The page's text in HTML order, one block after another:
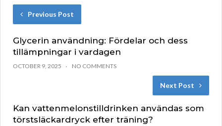
Previous Post
Glycerin användning: Fördelar och dess
tillämpningar i vardagen
OCTOBER 9, 2025 NO COMMENTS
Next Post
Kan vattenmelonstilldrinken användas som
törstsläckardryck efter träning?